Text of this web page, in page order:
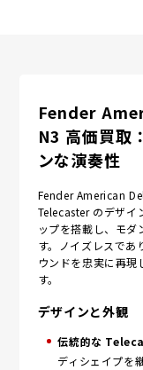
Fender
N3 高価買取
ンな演奏性
Fender American
Telecaster のデザイ
ップを搭載し、モ
す。ノイズレスであ
ウンドを忠実に再
す。
デザインと外観
伝統的な
ディシェイプを